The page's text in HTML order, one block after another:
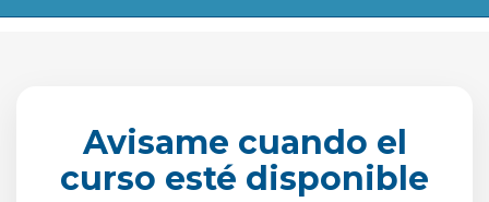
Avisame cuando el
curso esté disponible